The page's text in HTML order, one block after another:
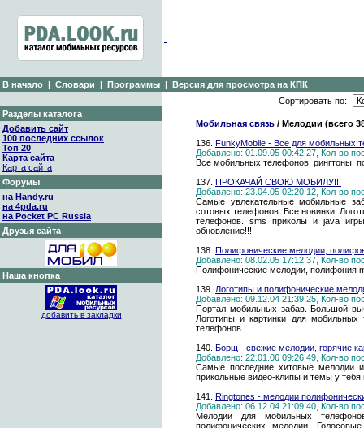
В начало | Словари | Программы | Версия для просмотра на КПК
Разделы каталога
Добавить сайт
100 последних ссылок
Топ 20
Карта сайта
Карта сайта
Форумы
на Handy.ru
на 4pda.ru
на Pocket PC Russia
Друзья сайта
Наша кнопка
добавить в закладки
Сортировать по:
Мобильная связь / Мелодии (всего
136. FunkyMobile - Все для мобильных
Добавлено: 01.09.05 00:42:27, Кол-во
Все мобильных телефонов: рингтоны,
137. ПРОКАЧАЙ СВОЮ МОБИЛУ!!!
Добавлено: 23.04.05 02:20:12, Кол-во
Самые увлекательные мобильные
сотовых телефонов. Все новинки.
телефонов. sms приколы и java
обновление!!!
138. Полифонические мелодии,
Добавлено: 08.02.05 17:12:37, Кол-во
Полифонические мелодии, полифония
139. Логотипы и полифонические
Добавлено: 09.12.04 21:39:25, Кол-во
Портал мобильных забав. Большой
Логотипы и картинки для
телефонов.
140. Борщ - свежие мелодии, горячие
Добавлено: 22.01.06 09:26:49, Кол-во
Самые последние хитовые мелодии
прикольные видео-клипы и темы у тебя
141. Ringtones - мелодии
Добавлено: 06.12.04 21:09:40, Кол-во
Мелодии для мобильных
полифонических мелодии,